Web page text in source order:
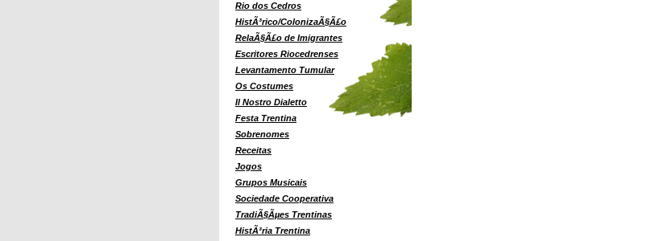
Rio dos Cedros
HistÃ³rico/ColonizaÃ§Ã£o
RelaÃ§Ã£o de Imigrantes
Escritores Riocedrenses
Levantamento Tumular
Os Costumes
Il Nostro Dialetto
Festa Trentina
Sobrenomes
Receitas
Jogos
Grupos Musicais
Sociedade Cooperativa
TradiÃ§Ãµes Trentinas
HistÃ³ria Trentina